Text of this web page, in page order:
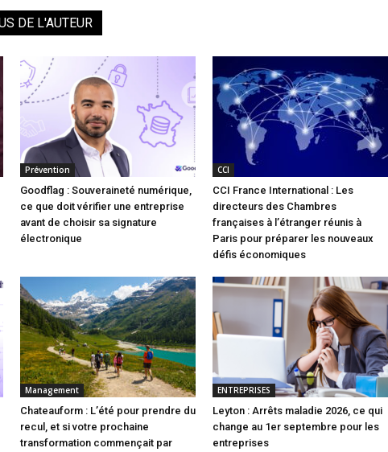
DE L'AUTEUR
Prévention
Goodflag : Souveraineté numérique,
ce que doit vérifier une entreprise
avant de choisir sa signature
électronique
CCI
CCI France International : Les
directeurs des Chambres
françaises à l’étranger réunis à
Paris pour préparer les nouveaux
défis économiques
Management
Chateauform : L’été pour prendre du
recul, et si votre prochaine
transformation commençait par
ENTREPRISES
Leyton : Arrêts maladie 2026, ce qui
change au 1er septembre pour les
entreprises